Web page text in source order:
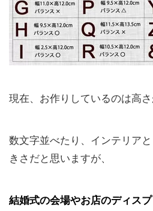
現在、お作りしているのは高
数文字並べたり、インテリア
きさだと思いますが、
結婚式の会場やお店のディスプ